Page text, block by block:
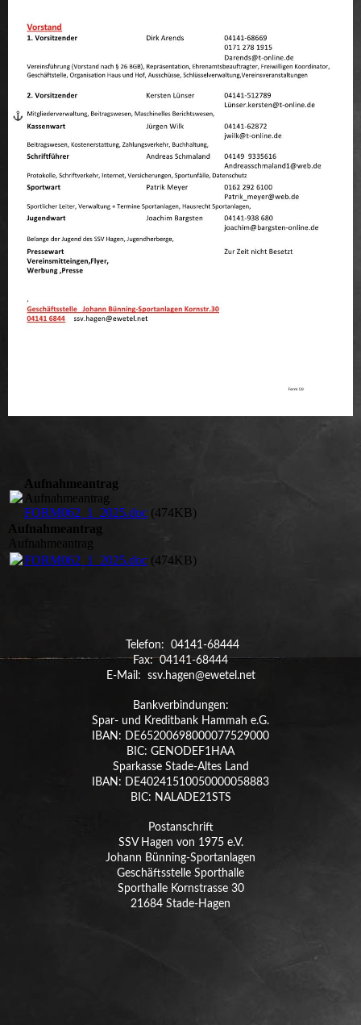
Aufnahmeantrag
Aufnahmeantrag
FORM062_1_2025.doc (474KB)
Aufnahmeantrag
Aufnahmeantrag
FORM062_1_2025.doc (474KB)
Telefon: 04141-68444
Fax: 04141-68444
E-Mail: ssv.hagen@ewetel.net
Bankverbindungen:
Spar- und Kreditbank Hammah e.G.
IBAN: DE65200698000077529000
BIC: GENODEF1HAA
Sparkasse Stade-Altes Land
IBAN: DE40241510050000058883
BIC: NALADE21STS
Postanschrift
SSV Hagen von 1975 e.V.
Johann Bünning-Sportanlagen
Geschäftsstelle Sporthalle
Sporthalle Kornstrasse 30
21684 Stade-Hagen